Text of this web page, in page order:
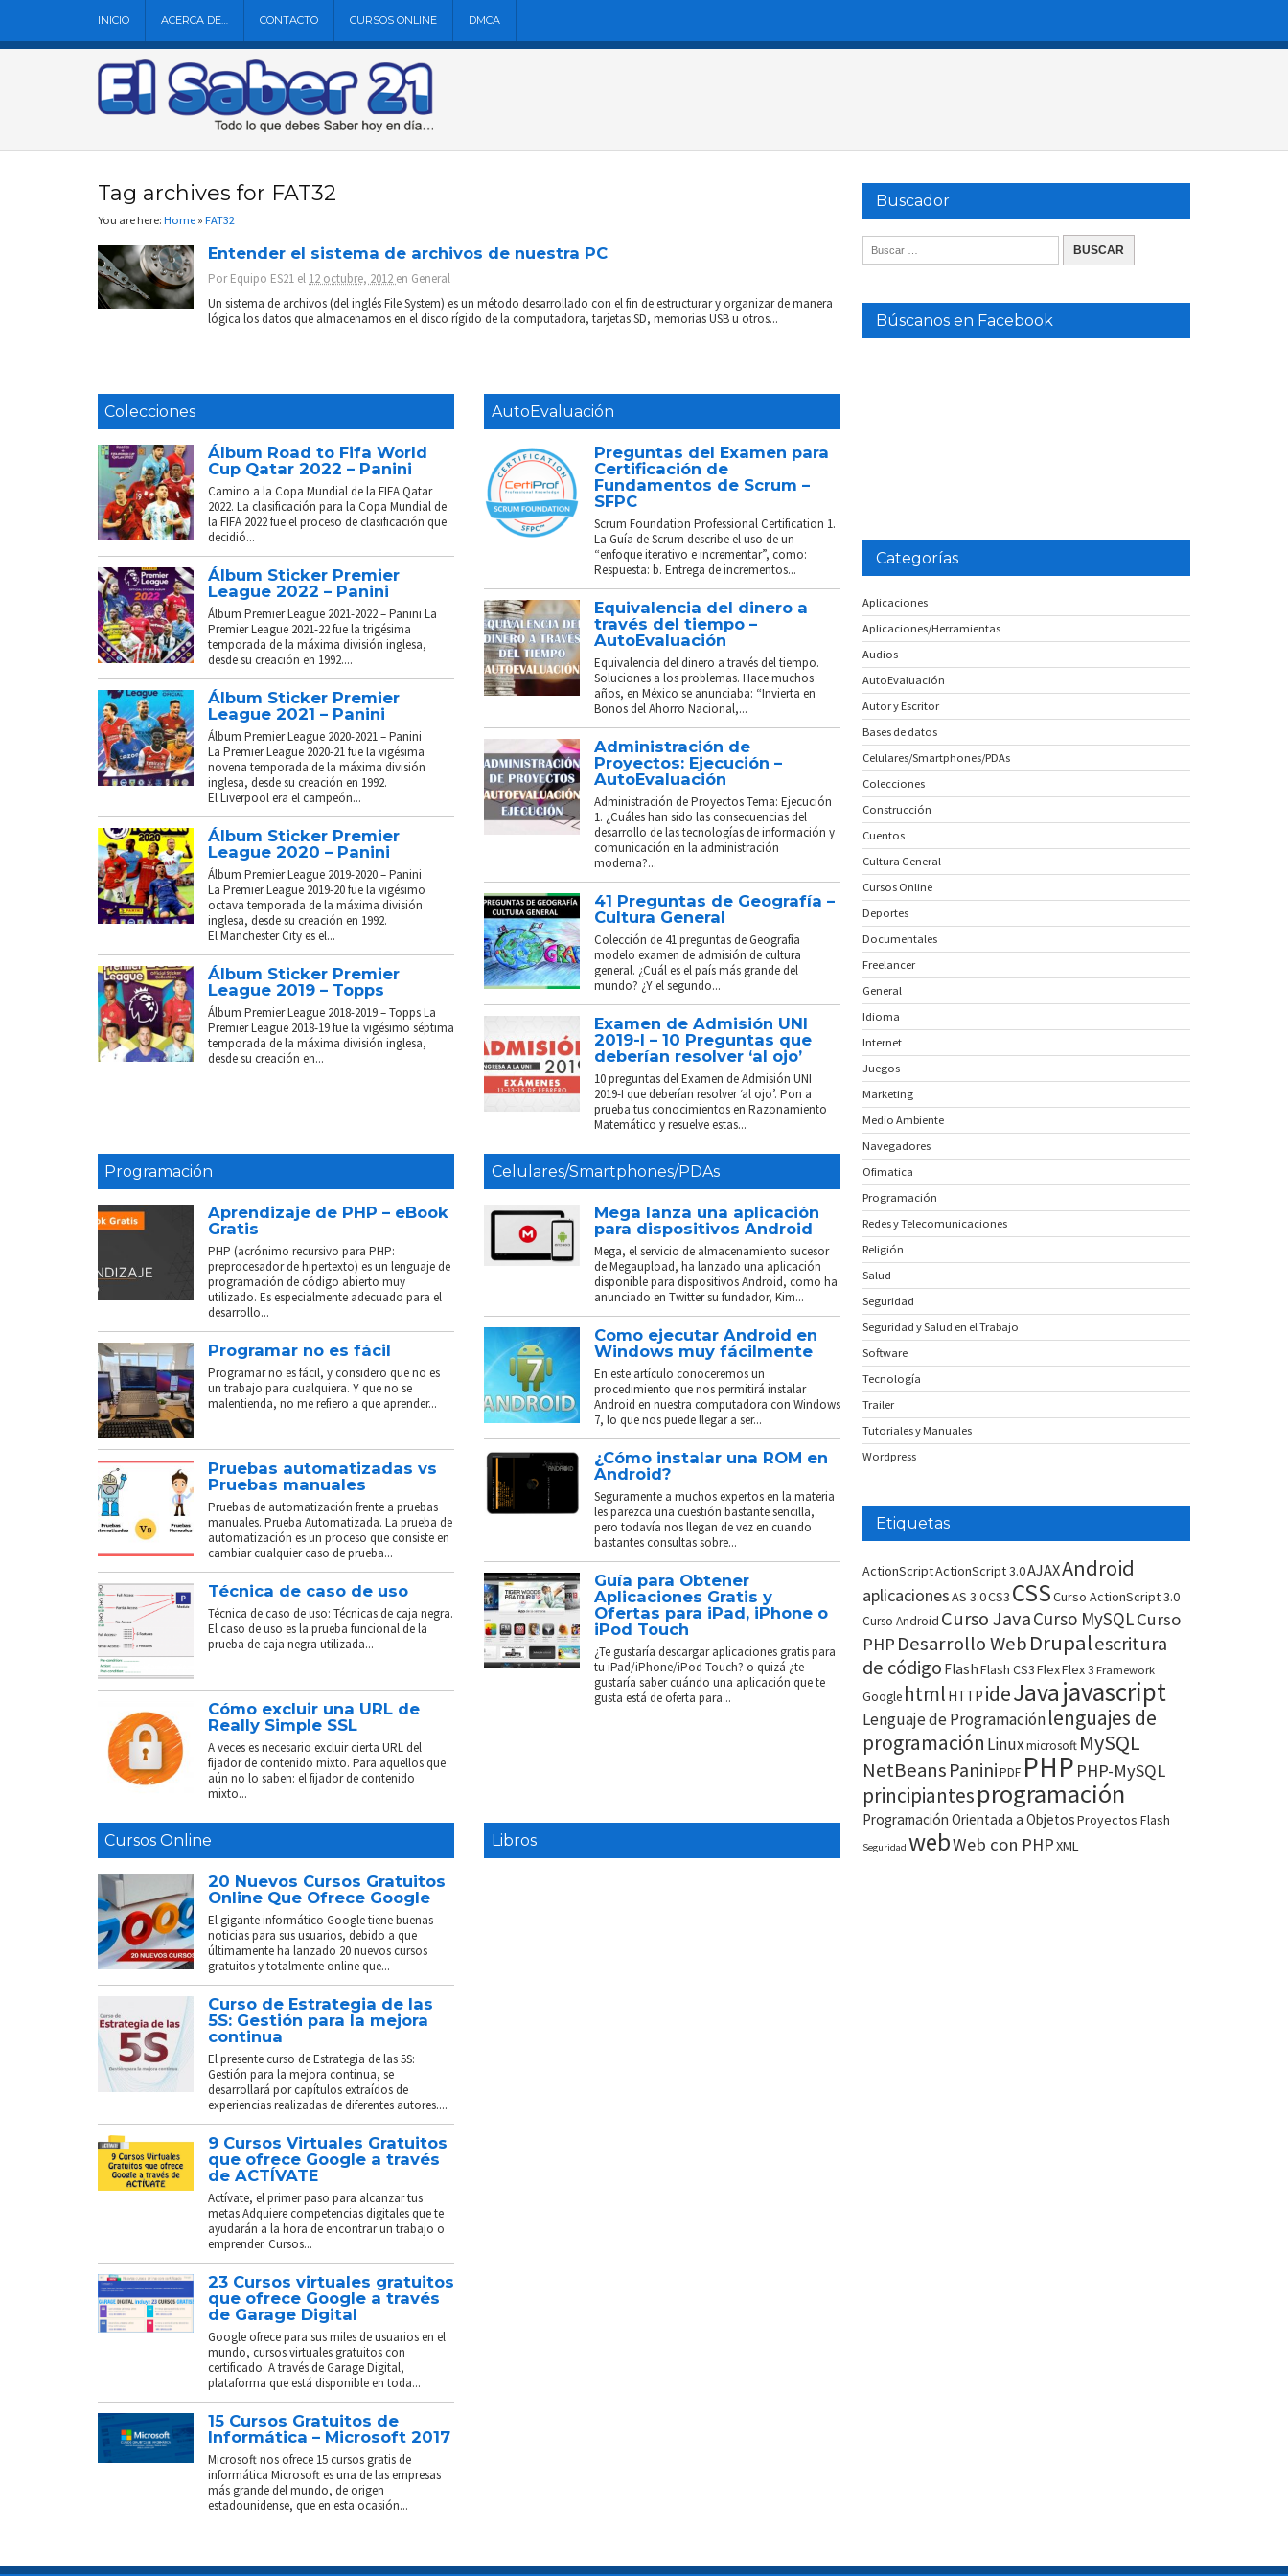
INICIO ACERCA DE… CONTACTO CURSOS ONLINE DMCA
Tag archives for FAT32
You are here: Home » FAT32
Entender el sistema de archivos de nuestra PC
PorEquipo ES21 el 12 octubre, 2012 en General
Un sistema de archivos (del inglés File System) es un método desarrollado con el fin de estructurar y organizar de manera
lógica los datos que almacenamos en el disco rígido de la computadora, tarjetas SD, memorias USB u otros...
Colecciones
Álbum Road to Fifa World
Cup Qatar 2022 – Panini
Camino a la Copa Mundial de la FIFA Qatar
2022. La clasificación para la Copa Mundial de
la FIFA 2022 fue el proceso de clasificación que
decidió...
Álbum Sticker Premier
League 2022 – Panini
Álbum Premier League 2021-2022 – Panini La
Premier League 2021-22 fue la trigésima
temporada de la máxima división inglesa,
desde su creación en 1992....
Álbum Sticker Premier
League 2021 – Panini
Álbum Premier League 2020-2021 – Panini
La Premier League 2020-21 fue la vigésima
novena temporada de la máxima división
inglesa, desde su creación en 1992.
El Liverpool era el campeón...
Álbum Sticker Premier
League 2020 – Panini
Álbum Premier League 2019-2020 – Panini
La Premier League 2019-20 fue la vigésimo
octava temporada de la máxima división
inglesa, desde su creación en 1992.
El Manchester City es el...
Álbum Sticker Premier
League 2019 – Topps
Álbum Premier League 2018-2019 – Topps La
Premier League 2018-19 fue la vigésimo séptima
temporada de la máxima división inglesa,
desde su creación en...
AutoEvaluación
Preguntas del Examen para
Certificación de
Fundamentos de Scrum –
SFPC
Scrum Foundation Professional Certification 1.
La Guía de Scrum describe el uso de un
“enfoque iterativo e incrementar”, como:
Respuesta: b. Entrega de incrementos...
Equivalencia del dinero a
través del tiempo –
AutoEvaluación
Equivalencia del dinero a través del tiempo.
Soluciones a los problemas. Hace muchos
años, en México se anunciaba: “Invierta en
Bonos del Ahorro Nacional,...
Administración de
Proyectos: Ejecución –
AutoEvaluación
Administración de Proyectos Tema: Ejecución
1. ¿Cuáles han sido las consecuencias del
desarrollo de las tecnologías de información y
comunicación en la administración
moderna?...
41 Preguntas de Geografía –
Cultura General
Colección de 41 preguntas de Geografía
modelo examen de admisión de cultura
general. ¿Cuál es el país más grande del
mundo? ¿Y el segundo...
Examen de Admisión UNI
2019-I – 10 Preguntas que
deberían resolver ‘al ojo’
10 preguntas del Examen de Admisión UNI
2019-I que deberían resolver ‘al ojo’. Pon a
prueba tus conocimientos en Razonamiento
Matemático y resuelve estas...
Programación
Aprendizaje de PHP – eBook
Gratis
PHP (acrónimo recursivo para PHP:
preprocesador de hipertexto) es un lenguaje de
programación de código abierto muy
utilizado. Es especialmente adecuado para el
desarrollo...
Programar no es fácil
Programar no es fácil, y considero que no es
un trabajo para cualquiera. Y que no se
malentienda, no me refiero a que aprender...
Pruebas automatizadas vs
Pruebas manuales
Pruebas de automatización frente a pruebas
manuales. Prueba Automatizada. La prueba de
automatización es un proceso que consiste en
cambiar cualquier caso de prueba...
Técnica de caso de uso
Técnica de caso de uso: Técnicas de caja negra.
El caso de uso es la prueba funcional de la
prueba de caja negra utilizada...
Cómo excluir una URL de
Really Simple SSL
A veces es necesario excluir cierta URL del
fijador de contenido mixto. Para aquellos que
aún no lo saben: el fijador de contenido
mixto...
Celulares/Smartphones/PDAs
Mega lanza una aplicación
para dispositivos Android
Mega, el servicio de almacenamiento sucesor
de Megaupload, ha lanzado una aplicación
disponible para dispositivos Android, como ha
anunciado en Twitter su fundador, Kim...
Como ejecutar Android en
Windows muy fácilmente
En este artículo conoceremos un
procedimiento que nos permitirá instalar
Android en nuestra computadora con Windows
7, lo que nos puede llegar a ser...
¿Cómo instalar una ROM en
Android?
Seguramente a muchos expertos en la materia
les parezca una cuestión bastante sencilla,
pero todavía nos llegan de vez en cuando
bastantes consultas sobre...
Guía para Obtener
Aplicaciones Gratis y
Ofertas para iPad, iPhone o
iPod Touch
¿Te gustaría descargar aplicaciones gratis para
tu iPad/iPhone/iPod Touch? o quizá ¿te
gustaría saber cuándo una aplicación que te
gusta está de oferta para...
Cursos Online
20 Nuevos Cursos Gratuitos
Online Que Ofrece Google
El gigante informático Google tiene buenas
noticias para sus usuarios, debido a que
últimamente ha lanzado 20 nuevos cursos
gratuitos y totalmente online que...
Curso de Estrategia de las
5S: Gestión para la mejora
continua
El presente curso de Estrategia de las 5S:
Gestión para la mejora continua, se
desarrollará por capítulos extraídos de
experiencias realizadas de diferentes autores....
9 Cursos Virtuales Gratuitos
que ofrece Google a través
de ACTÍVATE
Actívate, el primer paso para alcanzar tus
metas Adquiere competencias digitales que te
ayudarán a la hora de encontrar un trabajo o
emprender. Cursos...
23 Cursos virtuales gratuitos
que ofrece Google a través
de Garage Digital
Google ofrece para sus miles de usuarios en el
mundo, cursos virtuales gratuitos con
certificado. A través de Garage Digital,
plataforma que está disponible en toda...
15 Cursos Gratuitos de
Informática – Microsoft 2017
Microsoft nos ofrece 15 cursos gratis de
informática Microsoft es una de las empresas
más grande del mundo, de origen
estadounidense, que en esta ocasión...
Libros
Buscador
Búscanos en Facebook
Categorías
Aplicaciones
Aplicaciones/Herramientas
Audios
AutoEvaluación
Autor y Escritor
Bases de datos
Celulares/Smartphones/PDAs
Colecciones
Construcción
Cuentos
Cultura General
Cursos Online
Deportes
Documentales
Freelancer
General
Idioma
Internet
Juegos
Marketing
Medio Ambiente
Navegadores
Ofimatica
Programación
Redes y Telecomunicaciones
Religión
Salud
Seguridad
Seguridad y Salud en el Trabajo
Software
Tecnología
Trailer
Tutoriales y Manuales
Wordpress
Etiquetas
ActionScriptActionScript 3.0AJAXAndroid
aplicacionesAS 3.0CS3 CSSCurso ActionScript 3.0
Curso Android Curso JavaCurso MySQLCurso
PHP Desarrollo WebDrupalescritura
de código FlashFlash CS3FlexFlex 3 Framework
Google html HTTP ideJavajavascript
Lenguaje de Programaciónlenguajes de
programación Linuxmicrosoft MySQL
NetBeans PaniniPDF PHP PHP-MySQL
principiantesprogramación
Programación Orientada a ObjetosProyectos Flash
Seguridad webWeb con PHPXML